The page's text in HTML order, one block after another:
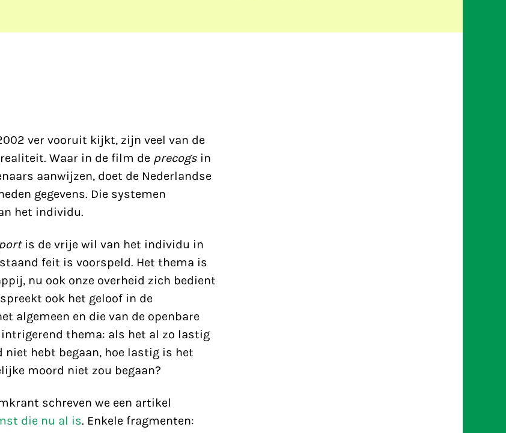
ver vooruit kijkt, zijn veel van de
Waar in de film de precogsin
aanwijzen, doet de Nederlandse
gegevens. Die systemen
het individu.
is de vrije wil van het individu in
feit is voorspeld. Het thema is
nu ook onze overheid zich bedient
ook het geloof in de
algemeen en die van de openbare
thema: als het al zo lastig
niet hebt begaan, hoe lastig is het
moord niet zou begaan?
schreven we een artikel
die nu al is. Enkele fragmenten: